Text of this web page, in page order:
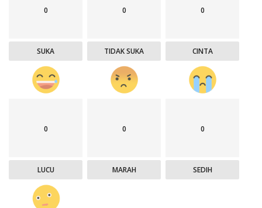
0
SUKA
0
TIDAK SUKA
0
CINTA
0
LUCU
0
MARAH
0
SEDIH